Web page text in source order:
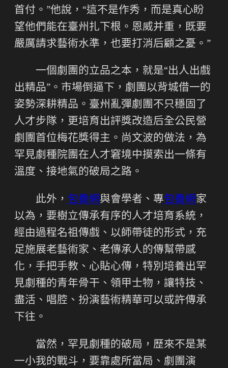
首付。”他說，“這不是作秀，而是真心盼
望他們能在臺州扎下根。恩威并重，既要
嚴厲請求藝術水準，也要打消后顧之憂。”
一個劇團的立品之本，就是“出人出戲
出精品”。市場倒逼下，劇團以背城借一的
姿勢深耕精品。臺州亂彈劇團不只穩固了
人才步隊，更培育出評獎改造后全公民營
劇團首位梅花獎得主。尚文波的做法，為
罕見劇種院團在人才窘境中摸索出一條有
溫度、接地氣的破局之路。
此外， 包養網與會學者、專包養網家
以為，要樹立傳承有序的人才培育系統，
經由過程名祖傳戲、以師帶徒的形式，充
足施展老藝術家、老傳承人的傳幫帶感
化，手把手教、心貼心傳，特別培養出罕
見劇種的青年骨干、領甲士物，讓特技、
盡活、唱腔、扮演藝術精華可以或許傳承
下往。
當然，罕見劇種的破局，歷來不是某
一小我的戰斗，要靠處所當局、劇團演